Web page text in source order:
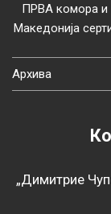
ПРВА комора и
Македонија
Архива
„Димитрие